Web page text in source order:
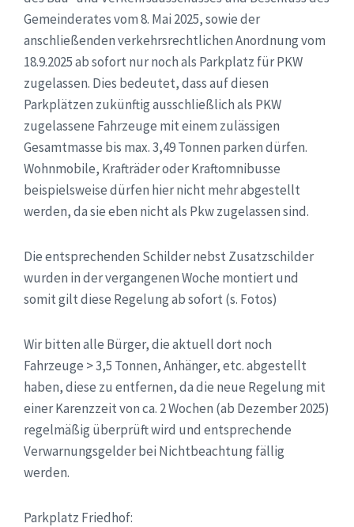
Gemeinderates vom 8. Mai 2025, sowie der
anschließenden verkehrsrechtlichen Anordnung vom
18.9.2025 ab sofort nur noch als Parkplatz für PKW
zugelassen. Dies bedeutet, dass auf diesen
Parkplätzen zukünftig ausschließlich als PKW
zugelassene Fahrzeuge mit einem zulässigen
Gesamtmasse bis max. 3,49 Tonnen parken dürfen.
Wohnmobile, Krafträder oder Kraftomnibusse
beispielsweise dürfen hier nicht mehr abgestellt
werden, da sie eben nicht als Pkw zugelassen sind.
Die entsprechenden Schilder nebst Zusatzschilder
wurden in der vergangenen Woche montiert und
somit gilt diese Regelung ab sofort (s. Fotos)
Wir bitten alle Bürger, die aktuell dort noch
Fahrzeuge > 3,5 Tonnen, Anhänger, etc. abgestellt
haben, diese zu entfernen, da die neue Regelung mit
einer Karenzzeit von ca. 2 Wochen (ab Dezember 2025)
regelmäßig überprüft wird und entsprechende
Verwarnungsgelder bei Nichtbeachtung fällig
werden.
Parkplatz Friedhof: